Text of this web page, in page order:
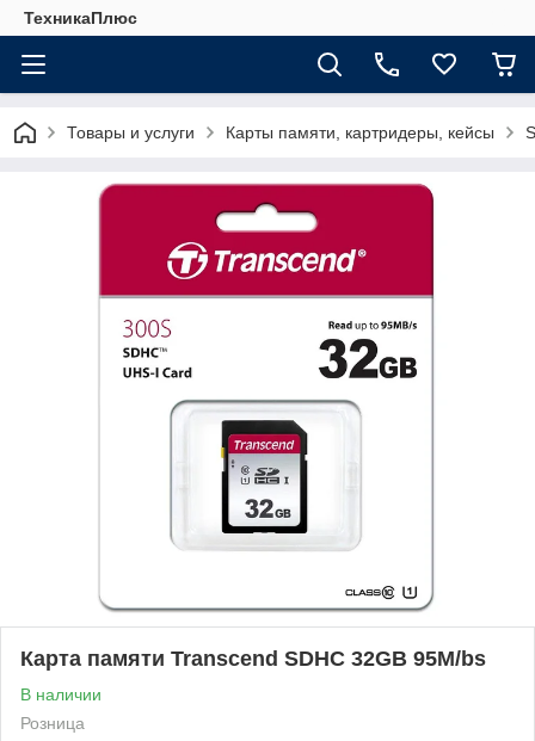
ТехникаПлюс
Товары и услуги Карты памяти, картридеры, кейсы
Карта памяти Transcend SDHC 32GB 95M/bs
В наличии
Розница